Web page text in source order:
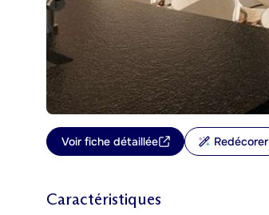
Voir fiche détaillée Redécorer
Caractéristiques